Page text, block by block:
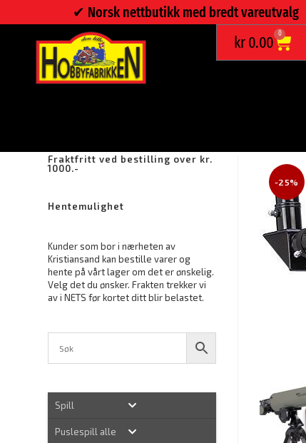
✔︎ Norsk nettbutikk med bredt vareutvalg
kr0.00 0
-25%
Fraktfritt ved bestilling over kr.
1000.-
Hentemulighet
Kunder som bor i nærheten av
Kristiansand kan bestille varer og
hente på vårt lager om det er ønskelig.
Velg det du ønsker. Frakten trekker vi
av i NETS før kortet ditt blir belastet.
Spill
Puslespill alle